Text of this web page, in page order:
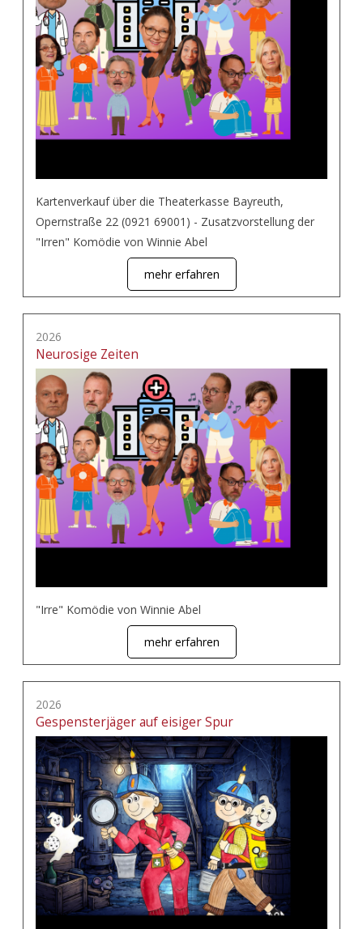
Kartenverkauf über die Theaterkasse Bayreuth,
Opernstraße 22 (0921 69001) - Zusatzvorstellung der
"Irren" Komödie von Winnie Abel
mehr erfahren
2026
Neurosige Zeiten
"Irre" Komödie von Winnie Abel
mehr erfahren
2026
Gespensterjäger auf eisiger Spur